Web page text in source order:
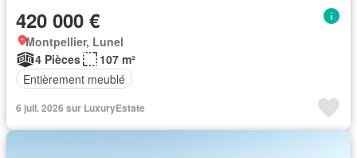
420 000 €
Montpellier, Lunel
4 Pièces
107 m²
Entièrement meublé
6 juil. 2026 sur LuxuryEstate